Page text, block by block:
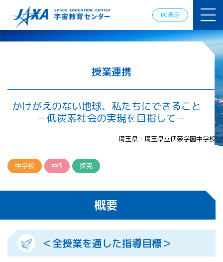
PC表示
ミー
ロスペース
情報の発
信
宇宙を活用
した教育実
践例
体験的学
習機会の
提供（国
地域宇宙機
関会議）宇
宙教育 for
All 分科会
APRSAF宇宙
授業連携
かけがえのない地球、私たちにできること
－低炭素社会の実現を目指して－
埼玉県・埼玉県立伊奈学園中学校
中学校 中3 探究
概要
＜全授業を通した指導目標＞